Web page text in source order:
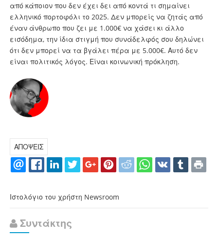
από κάποιον που δεν έχει δει από κοντά τι σημαίνει
ελληνικό πορτοφόλι το 2025. Δεν μπορείς να ζητάς από
έναν άνθρωπο που ζει με 1.000€ να χάσει κι άλλο
εισόδημα, την ίδια στιγμή που συνάδελφός σου δηλώνει
ότι δεν μπορεί να τα βγάλει πέρα με 5.000€. Αυτό δεν
είναι πολιτικός λόγος. Είναι κοινωνική πρόκληση.
ΑΠΟΨΕΙΣ
Ιστολόγιο του χρήστη Newsroom
Συντάκτης